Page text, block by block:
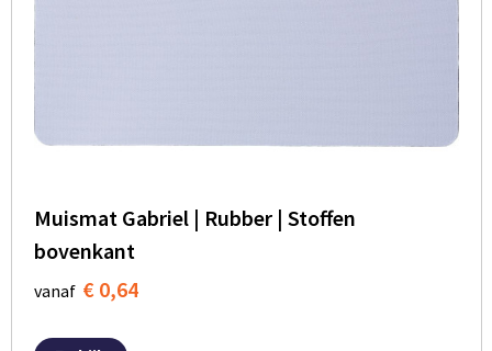
Muismat Gabriel | Rubber | Stoffen
bovenkant
vanaf € 0,64